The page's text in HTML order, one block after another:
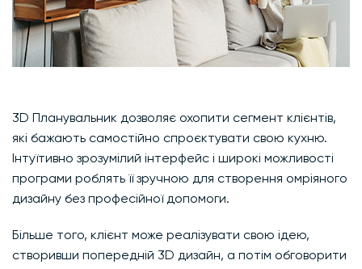
3D Планувальник дозволяє охопити сегмент клієнтів,
які бажають самостійно спроєктувати свою кухню.
Інтуїтивно зрозумілий інтерфейс і широкі можливості
програми роблять її зручною для створення омріяного
дизайну без професійної допомоги.
Більше того, клієнт може реалізувати свою ідею,
створивши попередній 3D дизайн, а потім обговорити